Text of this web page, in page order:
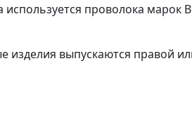
используется проволока
выпускаются правой